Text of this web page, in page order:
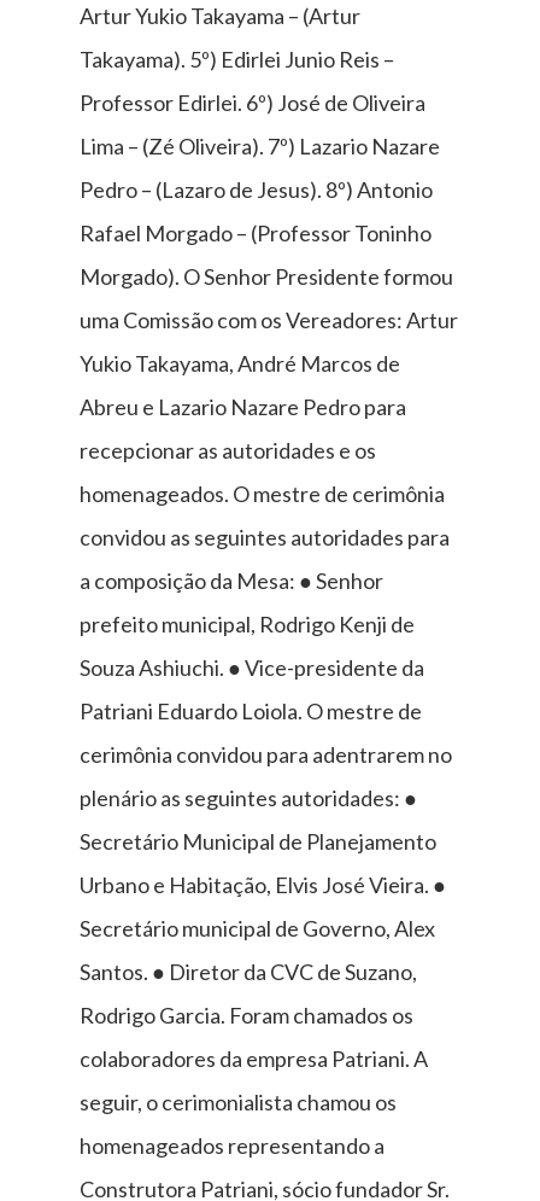
Artur Yukio Takayama – (Artur
Takayama). 5º) Edirlei Junio Reis –
Professor Edirlei. 6º) José de Oliveira
Lima – (Zé Oliveira). 7º) Lazario Nazare
Pedro – (Lazaro de Jesus). 8º) Antonio
Rafael Morgado – (Professor Toninho
Morgado). O Senhor Presidente formou
uma Comissão com os Vereadores: Artur
Yukio Takayama, André Marcos de
Abreu e Lazario Nazare Pedro para
recepcionar as autoridades e os
homenageados. O mestre de cerimônia
convidou as seguintes autoridades para
a composição da Mesa: ● Senhor
prefeito municipal, Rodrigo Kenji de
Souza Ashiuchi. ● Vice-presidente da
Patriani Eduardo Loiola. O mestre de
cerimônia convidou para adentrarem no
plenário as seguintes autoridades: ●
Secretário Municipal de Planejamento
Urbano e Habitação, Elvis José Vieira. ●
Secretário municipal de Governo, Alex
Santos. ● Diretor da CVC de Suzano,
Rodrigo Garcia. Foram chamados os
colaboradores da empresa Patriani. A
seguir, o cerimonialista chamou os
homenageados representando a
Construtora Patriani, sócio fundador Sr.